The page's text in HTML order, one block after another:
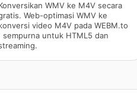
WMV ke M4V secara
Web-optimasi WMV ke
video M4V pada WEBM.to
sempurna untuk HTML5 dan